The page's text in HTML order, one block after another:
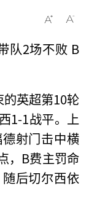
队2场不败 B
英超第10轮
1-1战平。上
射门击中横
，B费主罚命
后切尔西依